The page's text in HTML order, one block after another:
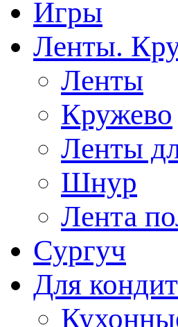
Игры
Ленты.
Ленты
Кружево
Ленты
Шнур
Лента
Сургуч
Для